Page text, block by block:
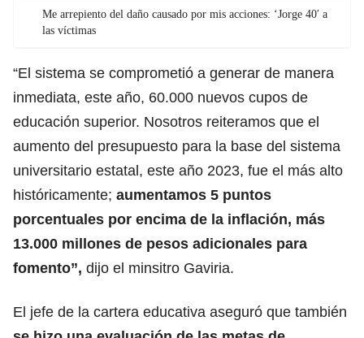
Me arrepiento del daño causado por mis acciones: ‘Jorge 40′ a
las víctimas
“El sistema se comprometió a generar de manera
inmediata, este año, 60.000 nuevos cupos de
educación superior. Nosotros reiteramos que el
aumento del presupuesto para la base del sistema
universitario estatal, este año 2023, fue el más alto
históricamente; aumentamos 5 puntos
porcentuales por encima de la inflación, más
13.000 millones de pesos adicionales para
fomento”, dijo el minsitro Gaviria.
El jefe de la cartera educativa aseguró que también